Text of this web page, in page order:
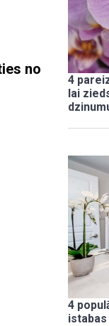
no
4
lai
4